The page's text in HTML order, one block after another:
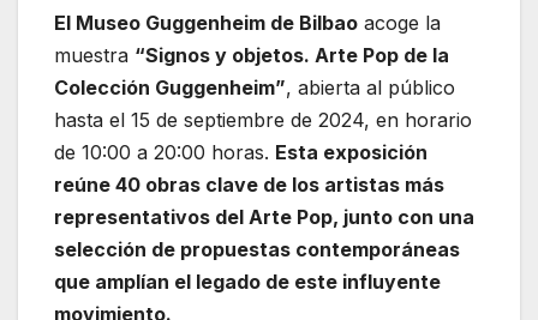
El Museo Guggenheim de Bilbao acoge la
muestra “Signos y objetos. Arte Pop de la
Colección Guggenheim”, abierta al público
hasta el 15 de septiembre de 2024, en horario
de 10:00 a 20:00 horas. Esta exposición
reúne 40 obras clave de los artistas más
representativos del Arte Pop, junto con una
selección de propuestas contemporáneas
que amplían el legado de este influyente
movimiento.